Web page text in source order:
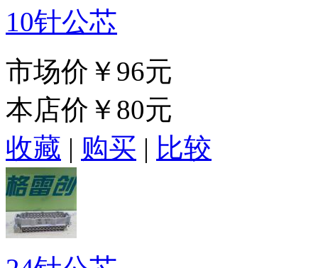
10针公芯
市场价 ￥96元
本店价 ￥80元
收藏 | 购买 | 比较